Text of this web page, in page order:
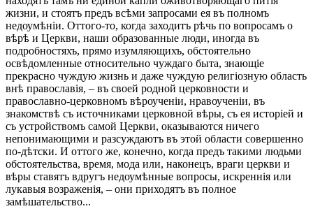
жизни, и стоятъ предъ всѣми запросами ея въ полномъ
недоумѣніи. Оттого-то, когда заходитъ рѣчь по вопросамъ о
вѣрѣ и Церкви, наши образованные люди, иногда въ
подробностяхъ, прямо изумляющихъ, обстоятельно
освѣдомленные относительно чуждаго быта, знающіе
прекрасно чуждую жизнь и даже чуждую религіозную область
внѣ православія, – въ своей родной церковности и
православно-церковномъ вѣроученіи, нравоученіи, въ
знакомствѣ съ источниками церковной вѣры, съ ея исторіей и
съ устройствомъ самой Церкви, оказываются ничего
непонимающими и разсуждаютъ въ этой области совершенно
по-дѣтски. И оттого же, конечно, когда предъ такими людьми
обстоятельства, время, мода или, наконецъ, враги церкви и
вѣры ставятъ вдругъ недоумѣнные вопросы, искреннія или
лукавыя возраженія, – они приходятъ въ полное
замѣшательство...